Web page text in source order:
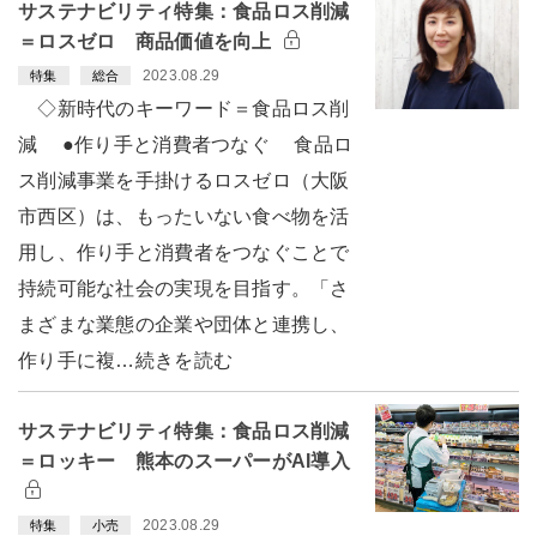
サステナビリティ特集：食品ロス削減
＝ロスゼロ 商品価値を向上
特集 総合 2023.08.29
◇新時代のキーワード＝食品ロス削
減 ●作り手と消費者つなぐ 食品ロ
ス削減事業を手掛けるロスゼロ（大阪
市西区）は、もったいない食べ物を活
用し、作り手と消費者をつなぐことで
持続可能な社会の実現を目指す。「さ
まざまな業態の企業や団体と連携し、
作り手に複…続きを読む
サステナビリティ特集：食品ロス削減
＝ロッキー 熊本のスーパーがAI導入
特集 小売 2023.08.29